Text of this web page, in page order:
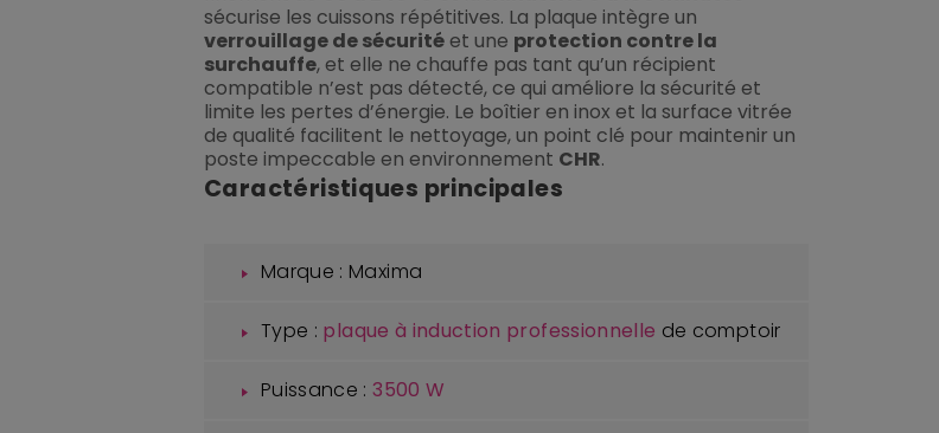
sécurise les cuissons répétitives. La plaque intègre un
verrouillage de sécuritéet une protection contre la
surchauffe, et elle ne chauffe pas tant qu’un récipient
compatible n’est pas détecté, ce qui améliore la sécurité et
limite les pertes d’énergie. Le boîtier en inox et la surface vitrée
de qualité facilitent le nettoyage, un point clé pour maintenir un
poste impeccable en environnement CHR.
Caractéristiques principales
Marque : Maxima
Type : plaque à induction professionnelle de comptoir
Puissance :3500 W